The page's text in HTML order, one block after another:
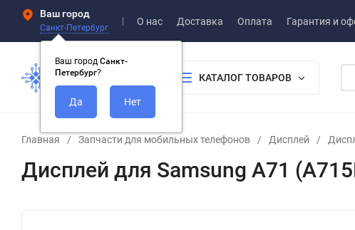
Ваш город
Санкт-Петербург
Ваш город Санкт-
Петербург?
О нас Доставка Оплата Гарантия и
КАТАЛОГ ТОВАРОВ
Главная / Запчасти для мобильных телефонов / Дисплей /
Дисплей для Samsung A71